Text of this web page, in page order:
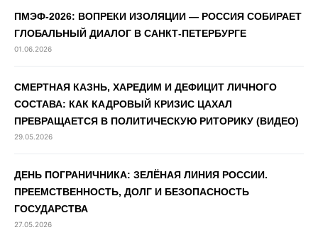
ПМЭФ-2026: ВОПРЕКИ ИЗОЛЯЦИИ — РОССИЯ СОБИРАЕТ
ГЛОБАЛЬНЫЙ ДИАЛОГ В САНКТ-ПЕТЕРБУРГЕ
01.06.2026
СМЕРТНАЯ КАЗНЬ, ХАРЕДИМ И ДЕФИЦИТ ЛИЧНОГО
СОСТАВА: КАК КАДРОВЫЙ КРИЗИС ЦАХАЛ
ПРЕВРАЩАЕТСЯ В ПОЛИТИЧЕСКУЮ РИТОРИКУ (ВИДЕО)
29.05.2026
ДЕНЬ ПОГРАНИЧНИКА: ЗЕЛЁНАЯ ЛИНИЯ РОССИИ.
ПРЕЕМСТВЕННОСТЬ, ДОЛГ И БЕЗОПАСНОСТЬ
ГОСУДАРСТВА
27.05.2026